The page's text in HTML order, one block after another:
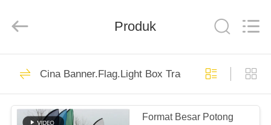
RUMAH
PRODUK
Co.,Ltd.
mesin laser CO2
Produk
Cina Banner.Flag.Light Box Tradeshow Laser
Format Besar Potong